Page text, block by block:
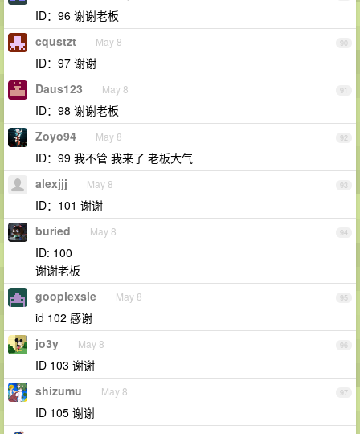
ID：96 谢谢老板
90
cqustzt May 8
ID：97 谢谢
91
Daus123 May 8
ID：98 谢谢老板
92
Zoyo94 May 8
ID：99 我不管 我来了 老板大气
93
alexjjj May 8
ID：101 谢谢
94
buried May 8
ID: 100
谢谢老板
95
gooplexsle May 8
id 102 感谢
96
jo3y May 8
ID 103 谢谢
97
shizumu May 8
ID 105 谢谢